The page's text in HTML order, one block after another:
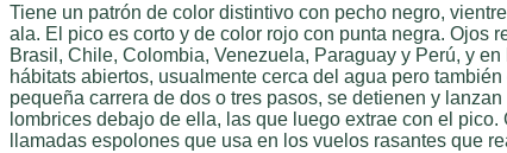
Tiene un patrón de color distintivo con pecho negro,
ala. El pico es corto y de color rojo con punta negra. Ojos
Brasil, Chile, Colombia, Venezuela, Paraguay y Perú, y
hábitats abiertos, usualmente cerca del agua pero
pequeña carrera de dos o tres pasos, se detienen y
lombrices debajo de ella, las que luego extrae con el
llamadas espolones que usa en los vuelos rasantes que